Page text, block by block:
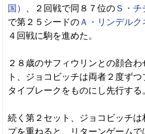
国）
、２回戦で同８７位のＳ・チ
で第２５シードのＡ・リンデルク
４回戦に駒を進めた。
２８歳のサフィウリンとの顔合
ト、ジョコビッチは両者２度ず
タイブレークをものにし先行する
続く第２セット、ジョコビッチ
プを重ねると、リターンゲーム